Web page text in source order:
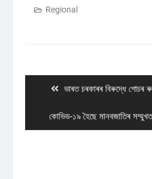
Regional
Previous
ভাৰত চৰকাৰৰ বিৰুদ্ধে গোচৰ
Next
post:
কোভিড-১৯ হৈছে মানবজাতিৰ